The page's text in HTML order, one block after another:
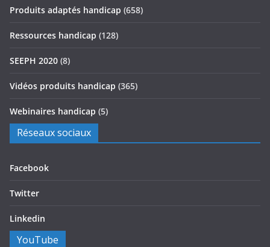
Produits adaptés handicap (658)
Ressources handicap (128)
SEEPH 2020 (8)
Vidéos produits handicap (365)
Webinaires handicap (5)
Réseaux sociaux
Facebook
Twitter
Linkedin
YouTube